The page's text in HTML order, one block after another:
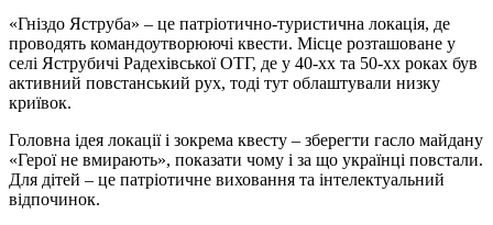
«Гніздо Яструба» – це патріотично-туристична локація, де
проводять командоутворюючі квести. Місце розташоване у
селі Яструбичі Радехівської ОТГ, де у 40-хх та 50-хх роках був
активний повстанський рух, тоді тут облаштували низку
криївок.
Головна ідея локації і зокрема квесту – зберегти гасло майдану
«Герої не вмирають», показати чому і за що українці повстали.
Для дітей – це патріотичне виховання та інтелектуальний
відпочинок.